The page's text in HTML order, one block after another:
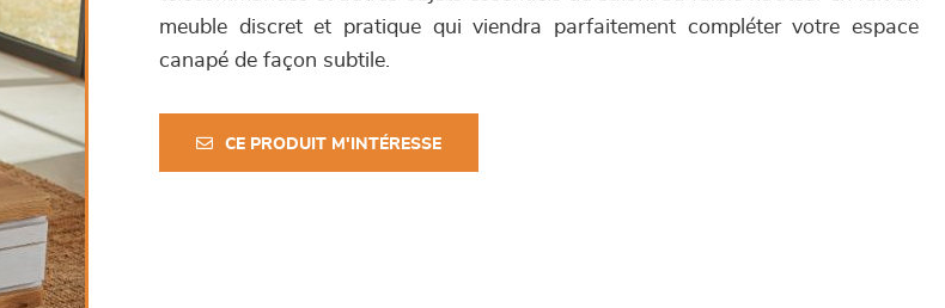
meuble discret et pratique qui viendra parfaitement compléter votre espace
canapé de façon subtile.
CE PRODUIT M'INTÉRESSE